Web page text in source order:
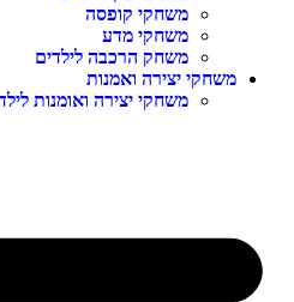
משחקי קופסה
משחקי מדע
משחק הרכבה לילדים
יצירה ואמנות
משחקי יצירה ואומנות לילדים